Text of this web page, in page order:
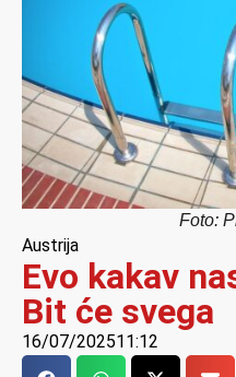
Foto:
Austrija
Evo kakav
Bit će svega
16/07/202511:12